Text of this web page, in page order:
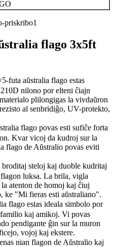
flago 3x5ft
futa aŭstralia flago estas
nilono por elteni ĉiajn
plilongigas la vivdaŭron
al senbridiĝo, UV-protekto,
flago povas esti sufiĉe forta
Kvar vicoj da kudroj sur la
flago de Aŭstralio povas eviti
broditaj steloj kaj duoble kudritaj
luksa. La brila, vigla
atenton de homoj kaj ĉiuj
ke "Mi fieras esti aŭstraliano".
flago estas ideala simbolo por
kaj amikoj. Vi povas
pendigante ĝin sur la muron
vojoj kaj ekstere.
nian flagon de Aŭstralio kaj